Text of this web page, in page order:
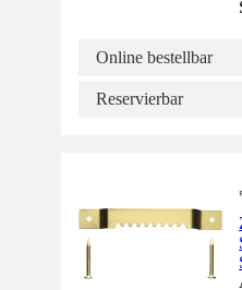
Online bestellbar
Reservierbar